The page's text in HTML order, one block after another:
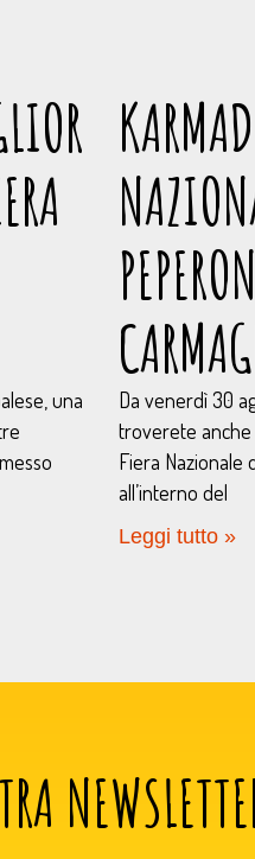
una
Da venerdì 30
troverete anche
Fiera
all’interno del
Leggi tutto »